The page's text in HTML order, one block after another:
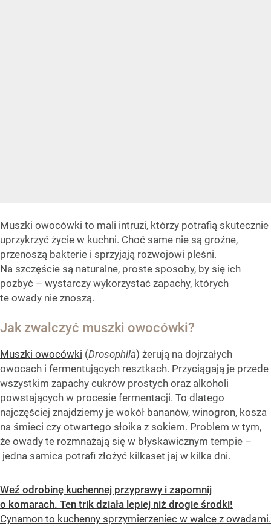
Muszki owocówki to mali intruzi, którzy potrafią skutecznie
uprzykrzyć życie w kuchni. Choć same nie są groźne,
przenoszą bakterie i sprzyjają rozwojowi pleśni.
Na szczęście są naturalne, proste sposoby, by się ich
pozbyć – wystarczy wykorzystać zapachy, których
te owady nie znoszą.
Jak zwalczyć muszki owocówki?
Muszki owocówki (Drosophila) żerują na dojrzałych
owocach i fermentujących resztkach. Przyciągają je przede
wszystkim zapachy cukrów prostych oraz alkoholi
powstających w procesie fermentacji. To dlatego
najczęściej znajdziemy je wokół bananów, winogron, kosza
na śmieci czy otwartego słoika z sokiem. Problem w tym,
że owady te rozmnażają się w błyskawicznym tempie –
jedna samica potrafi złożyć kilkaset jaj w kilka dni.
Weź odrobinę kuchennej przyprawy i zapomnij
o komarach. Ten trik działa lepiej niż drogie środki!
Cynamon to kuchenny sprzymierzeniec w walce z owadami.